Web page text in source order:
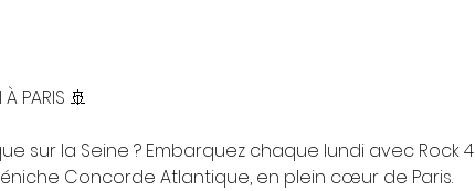
PARIS 🚢
sur la Seine ? Embarquez chaque lundi avec Rock 4
Concorde Atlantique, en plein cœur de Paris.